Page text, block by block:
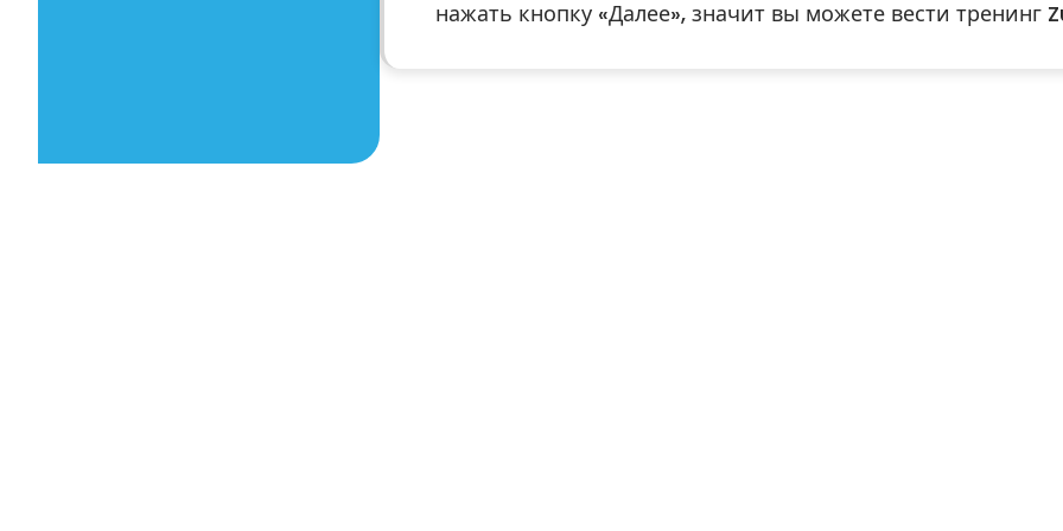
нажать кнопку «Далее», значит вы можете вести тренинг